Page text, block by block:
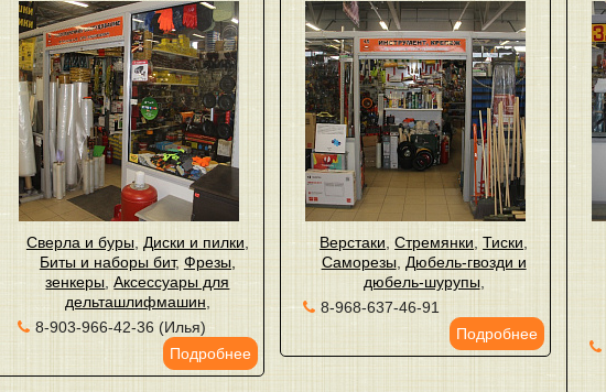
Сверла и буры, Диски и пилки
Биты и наборы бит, Фрезы,
зенкеры ,Аксессуары для
дельташлифмашин
8-903-966-42-36 (Илья)
Подробнее
Верстаки ,Стремянки ,Тиски
Саморезы, Дюбель-гвозди и
дюбель-шурупы,
8-968-637-46-91
Подробнее